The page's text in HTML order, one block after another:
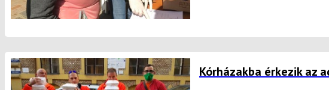
Kórházakba érkezik az